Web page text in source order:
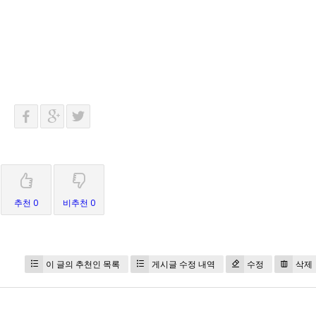
추천 0 비추천 0
이 글의 추천인 목록 게시글 수정 내역 수정 삭제